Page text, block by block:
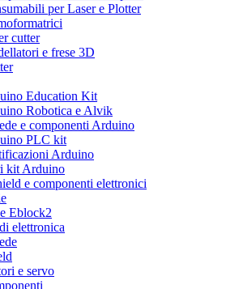
per Laser e Plotter
cutter
e frese 3D
Education Kit
Robotica e Alvik
e componenti Arduino
PLC kit
Arduino
kit Arduino
e componenti elettronici
Eblock2
elettronica
e servo